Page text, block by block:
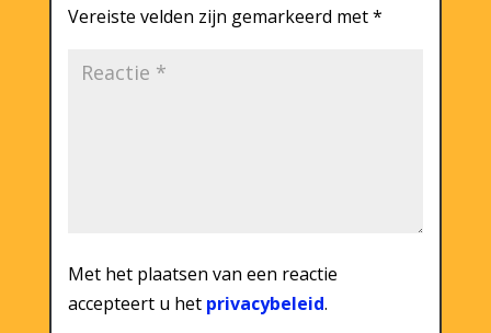
Vereiste velden zijn gemarkeerd met*
Met het plaatsen van een reactie
accepteert u het privacybeleid.